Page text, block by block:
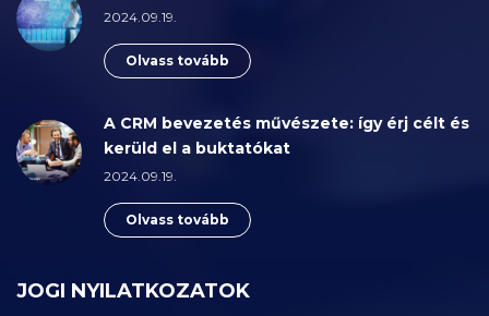
2024.09.19.
Olvass tovább
A CRM bevezetés művészete: így érj célt és
kerüld el a buktatókat
2024.09.19.
Olvass tovább
JOGI NYILATKOZATOK